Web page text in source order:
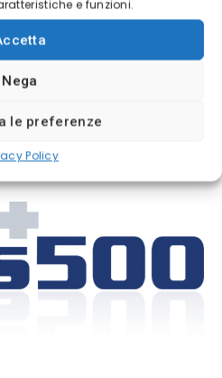
e funzioni.
Nega
le preferenze
Policy
online che può essere
Prime.
. Il deposito minimo è di